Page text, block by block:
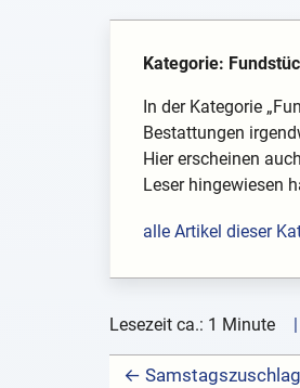
Kategorie:
In der Kategorie
Bestattungen
Hier erscheinen
Leser hingewiesen
alle Artikel dieser
Lesezeit ca.: 1 Minute
← Samstagszuschlag